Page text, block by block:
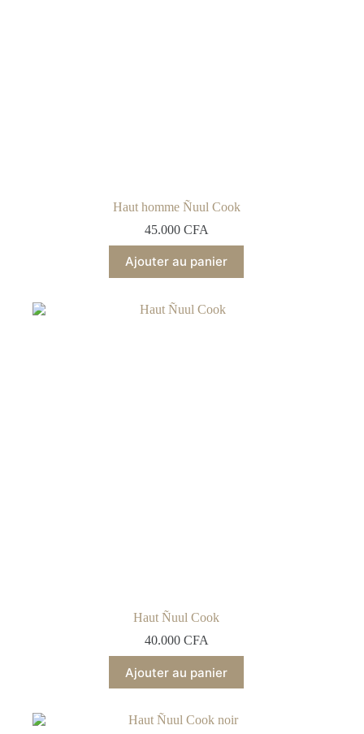
Haut homme Ñuul Cook
45.000 CFA
Ajouter au panier
Haut Ñuul Cook
40.000 CFA
Ajouter au panier